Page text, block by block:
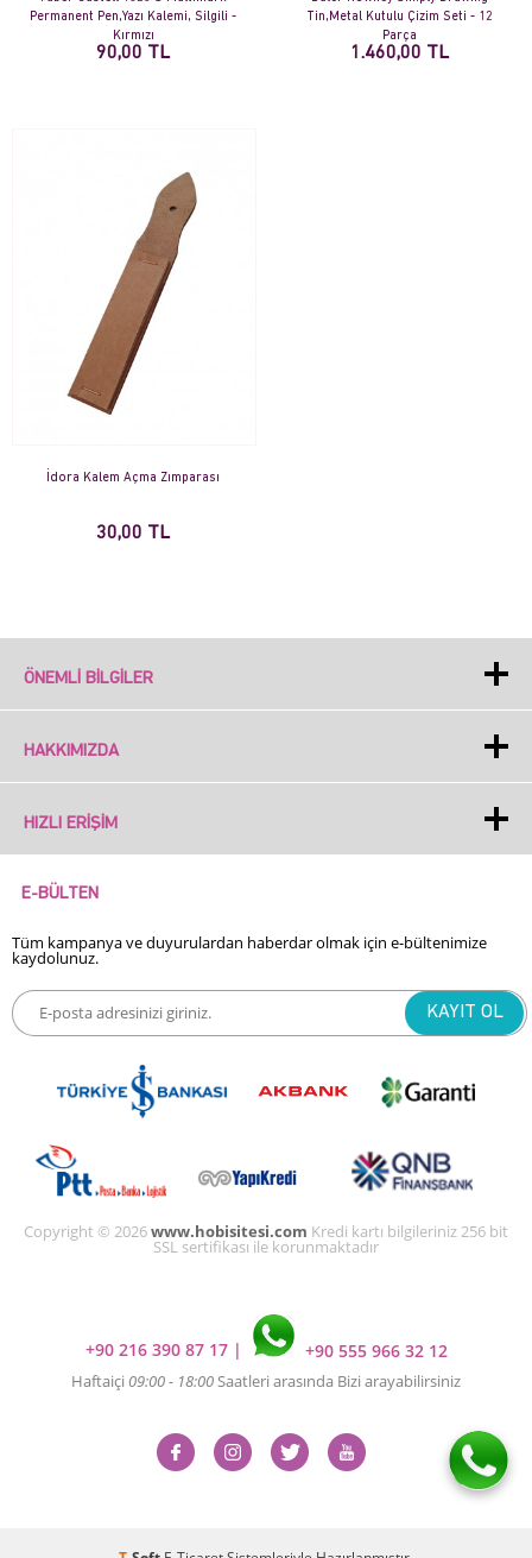
Permanent Pen,Yazı Kalemi, Silgili -
Kırmızı
90,00 TL
Tin,Metal Kutulu Çizim Seti - 12
Parça
1.460,00 TL
İdora Kalem Açma Zımparası
30,00 TL
ÖNEMLI BILGILER
HAKKIMIZDA
HIZLI ERIŞIM
E-BÜLTEN
Tüm kampanya ve duyurulardan haberdar olmak için e-bültenimize
kaydolunuz.
Copyright © 2026www.hobisitesi.com Kredi kartı bilgileriniz 256 bit
SSL sertifikası ile korunmaktadır
+90 216 390 87 17 | +90 555 966 32 12
Haftaiçi 09:00 - 18:00 Saatleri arasında Bizi arayabilirsiniz